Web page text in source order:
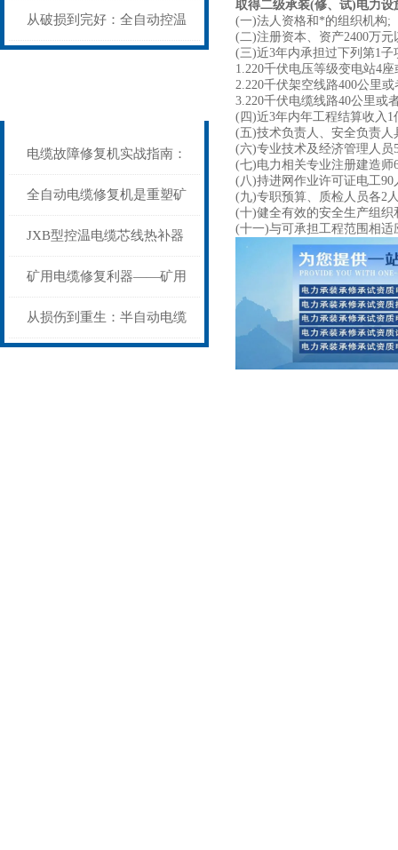
机械密码
从入门到精通
从破损到完好：全自动控温
电缆故障修复机实战指南：
从“盲测”到“精确定点”的三
步作业法
全自动电缆修复机是重塑矿
山电力动脉的“智能外科医
生”
JXB型控温电缆芯线热补器
安装与接线：精准修复的工
艺基石
矿用电缆修复利器——矿用
电缆热补机智能控温，安全
从损伤到重生：半自动电缆
取得二级承装(修、试)电力
(一)法人资格和*的组织机构;
(二)注册资本、资产2400万元
(三)近3年内承担过下列第1
1.220千伏电压等级变电站4
2.220千伏架空线路400公里
3.220千伏电缆线路40公里或
(四)近3年内年工程结算收入1
(五)技术负责人、安全负责
(六)专业技术及经济管理人
(七)电力相关专业注册建造师
(八)持进网作业许可证电工
(九)专职预算、质检人员各2
(十)健全有效的安全生产组
(十一)与可承担工程范围相适